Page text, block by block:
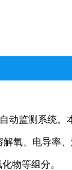
动监测系统。
解氧、电导率
物等组分。